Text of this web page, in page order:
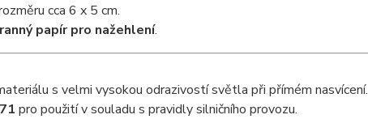
cca 6 x 5 cm.
papír pro nažehlení.
s velmi vysokou odrazivostí světla při přímém nasvícení.
pro použití v souladu s pravidly silničního provozu.